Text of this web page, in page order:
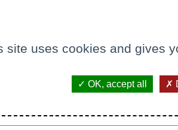
le brouillard
(Interpolation linéaire de paysages dans
site uses cookies and gives
OK, accept all